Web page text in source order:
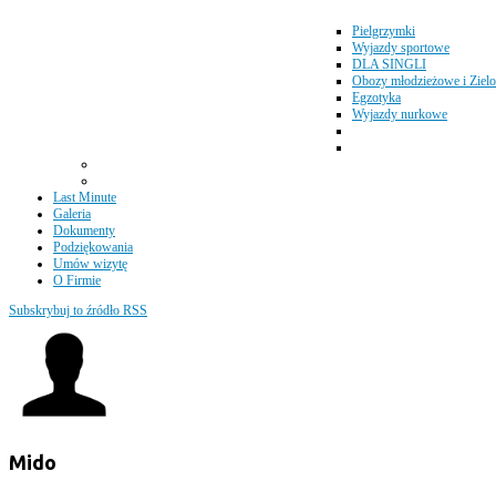
Pielgrzymki
Wyjazdy sportowe
DLA SINGLI
Obozy młodzieżowe i
Egzotyka
Wyjazdy nurkowe
Last Minute
Galeria
Dokumenty
Podziękowania
Umów wizytę
O Firmie
Subskrybuj to źródło RSS
Mido